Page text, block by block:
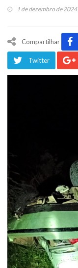
1 de dezembro de 2024
Compartilhar
Twitter